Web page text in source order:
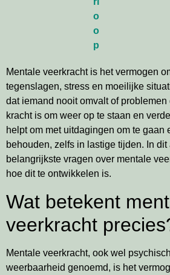
Mentale veerkracht is het vermogen
tegenslagen, stress en moeilijke
dat iemand nooit omvalt of problemen
kracht is om weer op te staan en
helpt om met uitdagingen om te gaan
behouden, zelfs in lastige tijden. In
belangrijkste vragen over mentale
hoe dit te ontwikkelen is.
Wat betekent
veerkracht
Mentale veerkracht, ook wel
weerbaarheid genoemd, is het